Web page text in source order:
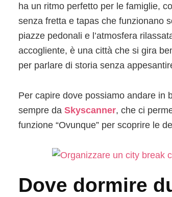
ha un ritmo perfetto per le famiglie,
senza fretta e tapas che funzionano
piazze pedonali e l’atmosfera
accogliente, è una città che si gira
per parlare di storia senza
Per capire dove possiamo andare in
sempre da Skyscanner, che ci
funzione “Ovunque” per scoprire le
Dove dormire